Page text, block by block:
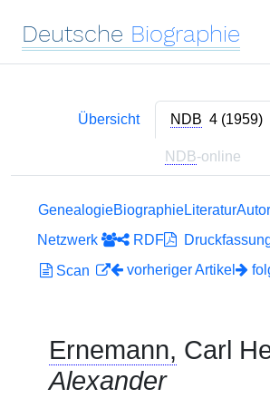
Deutsche Biographie
Übersicht NDB 4 (1959)
NDB-online
GenealogieBiographieLiteratur
Netzwerk
RDF
Scan
vorheriger Artikel
Ernemann, Carl
Alexander